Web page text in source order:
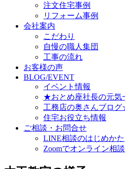
注文住宅事例
リフォーム事例
会社案内
こだわり
自慢の職人集団
工事の流れ
お客様の声
BLOG/EVENT
イベント情報
★おとめ座社長の元
工務店の奥さんブログ
住宅お役立ち情報
ご相談・お問合せ
LINE相談のはじめかた
Zoomでオンライン相